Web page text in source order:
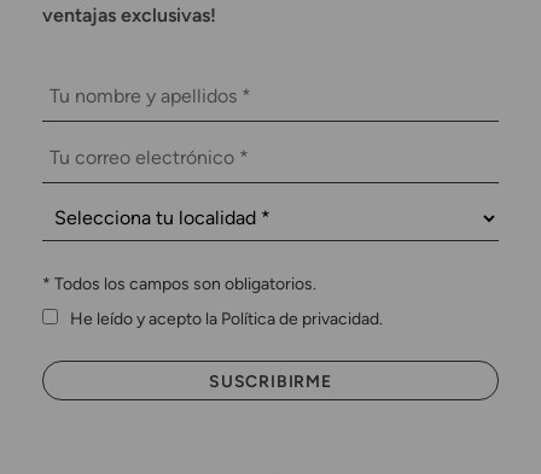
ventajas exclusivas!
* Todos los campos son obligatorios.
He leído y acepto la Política de privacidad.